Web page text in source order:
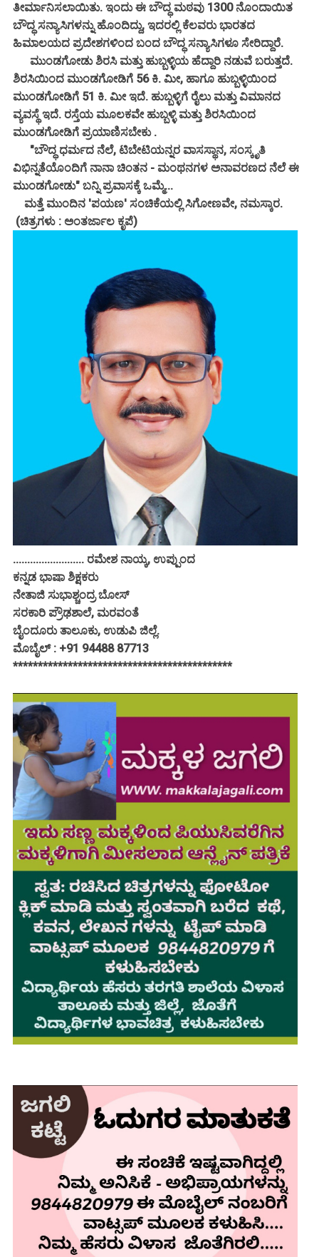
ತೀರ್ಮಾನಿಸಲಾಯಿತು. ಇಂದು ಈ ಬೌದ್ಧ ಮಠವು 1300 ನೊಂದಾಯಿತ
ಬೌದ್ಧ ಸನ್ಯಾಸಿಗಳನ್ನು ಹೊಂದಿದ್ದು, ಇದರಲ್ಲಿ ಕೆಲವರು ಭಾರತದ
ಹಿಮಾಲಯದ ಪ್ರದೇಶಗಳಿಂದ ಬಂದ ಬೌದ್ಧ ಸನ್ಯಾಸಿಗಳೂ ಸೇರಿದ್ದಾರೆ.
ಮುಂಡಗೋಡು ಶಿರಸಿ ಮತ್ತು ಹುಬ್ಬಳ್ಳಿಯ ಹೆದ್ದಾರಿ ನಡುವೆ ಬರುತ್ತದೆ.
ಶಿರಸಿಯಿಂದ ಮುಂಡಗೋಡಿಗೆ 56 ಕಿ. ಮೀ, ಹಾಗೂ ಹುಬ್ಬಳ್ಳಿಯಿಂದ
ಮುಂಡಗೋಡಿಗೆ 51 ಕಿ. ಮೀ ಇದೆ. ಹುಬ್ಬಳ್ಳಿಗೆ ರೈಲು ಮತ್ತು ವಿಮಾನದ
ವ್ಯವಸ್ಥೆ ಇದೆ. ರಸ್ತೆಯ ಮೂಲಕವೇ ಹುಬ್ಬಳ್ಳಿ ಮತ್ತು ಶಿರಸಿಯಿಂದ
ಮುಂಡಗೋಡಿಗೆ ಪ್ರಯಾಣಿಸಬೇಕು .
"ಬೌದ್ಧ ಧರ್ಮದ ನೆಲೆ, ಟಿಬೇಟಿಯನ್ನರ ವಾಸಸ್ಥಾನ, ಸಂಸ್ಕೃತಿ
ವಿಭಿನ್ನತೆಯೊಂದಿಗೆ ನಾನಾ ಚಿಂತನ - ಮಂಥನಗಳ ಅನಾವರಣದ ನೆಲೆ ಈ
ಮುಂಡಗೋಡು" ಬನ್ನಿ ಪ್ರವಾಸಕ್ಕೆ ಒಮ್ಮೆ...
ಮತ್ತೆ ಮುಂದಿನ 'ಪಯಣ' ಸಂಚಿಕೆಯಲ್ಲಿ ಸಿಗೋಣವೇ, ನಮಸ್ಕಾರ.
(ಚಿತ್ರಗಳು : ಅಂತರ್ಜಾಲ ಕೃಪೆ)
......................... ರಮೇಶ ನಾಯ್ಕ, ಉಪ್ಪುಂದ
ಕನ್ನಡ ಭಾಷಾ ಶಿಕ್ಷಕರು
ನೇತಾಜಿ ಸುಭಾಶ್ಚಂದ್ರ ಬೋಸ್
ಸರಕಾರಿ ಪ್ರೌಢಶಾಲೆ, ಮರವಂತೆ
ಬೈಂದೂರು ತಾಲೂಕು, ಉಡುಪಿ ಜಿಲ್ಲೆ.
ಮೊಬೈಲ್ : +91 94488 87713
********************************************